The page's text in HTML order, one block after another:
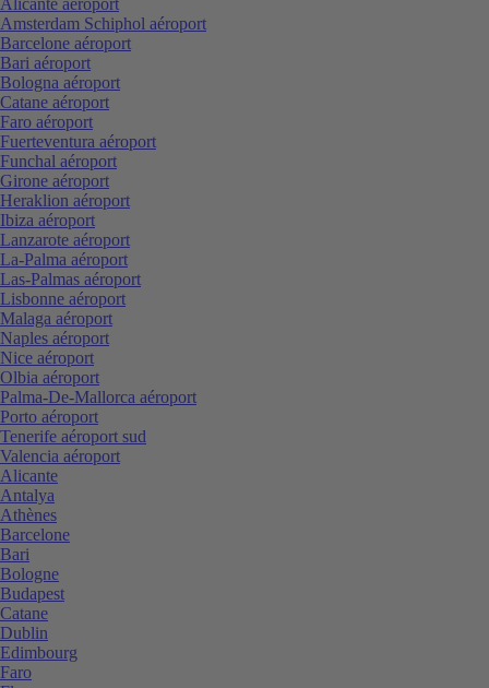
Amsterdam Schiphol aéroport
Barcelone aéroport
Bari aéroport
Bologna aéroport
Catane aéroport
Faro aéroport
Fuerteventura aéroport
Funchal aéroport
Girone aéroport
Heraklion aéroport
Ibiza aéroport
Lanzarote aéroport
La-Palma aéroport
Las-Palmas aéroport
Lisbonne aéroport
Malaga aéroport
Naples aéroport
Nice aéroport
Olbia aéroport
Palma-De-Mallorca aéroport
Porto aéroport
Tenerife aéroport sud
Valencia aéroport
Alicante
Antalya
Athènes
Barcelone
Bari
Bologne
Budapest
Catane
Dublin
Edimbourg
Faro